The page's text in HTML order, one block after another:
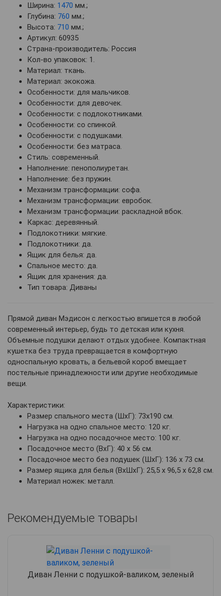
Ширина: 1470 мм.;
Глубина: 760 мм.;
Высота: 710 мм.;
Артикул: 60935
Страна-производитель: Россия
Кол-во упаковок: 1.
Материал: ткань.
Материал: экокожа.
Особенности: для мальчиков.
Особенности: для девочек.
Особенности: с подлокотниками.
Особенности: со спинкой.
Особенности: с подушками.
Особенности: без матраса.
Стиль: современный.
Наполнение: пенополиуретан.
Наполнение: без пружин.
Механизм трансформации: софа.
Механизм трансформации: евробок.
Механизм трансформации: раскладной вбок.
Каркас: деревянный.
Подлокотники: мягкие.
Подлокотники: да.
Ящик для белья: да.
Спальное место: да.
Ящик для хранения: да.
Тип товара: Диваны
Прямой диван Мэдисон с легкостью впишется в любой
современный интерьер, будь то детская или кухня.
Объемные подушки делают отдых удобнее. Компактная
кушетка без труда превращается в комфортную
односпальную кровать, а бельевой короб вмещает
постельные принадлежности или другие необходимые
вещи.
Характеристики:
Размер спального места (ШхГ): 73х190 см.
Нагрузка на одно спальное место: 120 кг.
Нагрузка на одно посадочное место: 100 кг.
Посадочное место (ВхГ): 40 х 56 см.
Посадочное место без подушек (ШхГ): 136 х 73 см.
Размер ящика для белья (ВхШхГ): 25,5 х 96,5 х 62,8 см.
Материал ножек: металл.
Рекомендуемые товары
Диван Ленни с подушкой-валиком, зеленый